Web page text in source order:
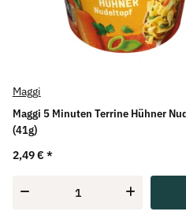
Maggi
Maggi 5 Minuten Terrine Hühner
(41g)
2,49 € *